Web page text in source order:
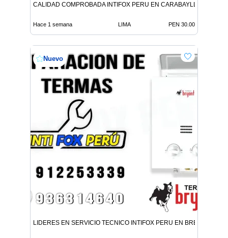
CALIDAD COMPROBADA INTIFOX PERU EN CARABAYLLO
Hace 1 semana LIMA PEN 30.00
Nuevo
LIDERES EN SERVICIO TECNICO INTIFOX PERU EN BREÑA